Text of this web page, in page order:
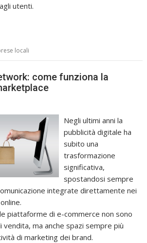
utenti.
locali
come funziona la
Negli ultimi anni la
pubblicità digitale ha
subito una
trasformazione
significativa,
spostandosi sempre
integrate direttamente nei
piattaforme di e-commerce non sono
vendita, ma anche spazi sempre più
di marketing dei brand.